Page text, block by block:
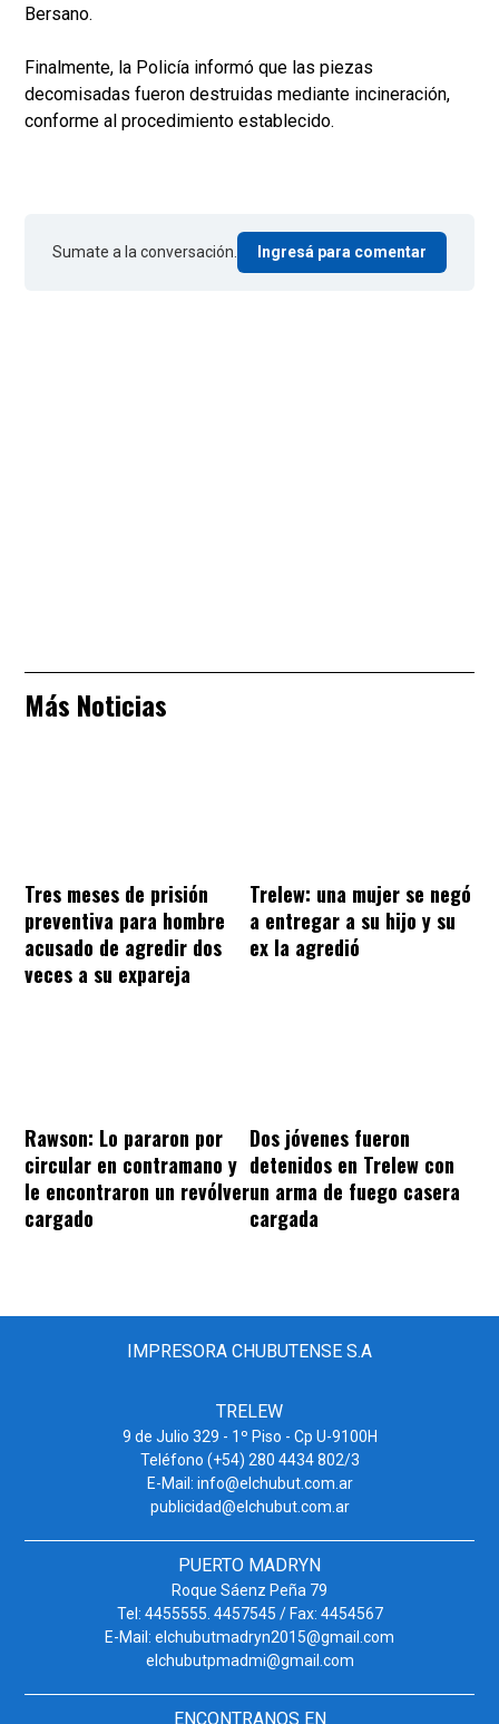
Bersano.
Finalmente, la Policía informó que las piezas
decomisadas fueron destruidas mediante incineración,
conforme al procedimiento establecido.
Sumate a la conversación. Ingresá para comentar
Más Noticias
Tres meses de prisión
preventiva para hombre
acusado de agredir dos
veces a su expareja
Trelew: una mujer se negó
a entregar a su hijo y su
ex la agredió
Rawson: Lo pararon por
circular en contramano y
le encontraron un revólver
cargado
Dos jóvenes fueron
detenidos en Trelew con
un arma de fuego casera
cargada
IMPRESORA CHUBUTENSE S.A
TRELEW
9 de Julio 329 - 1º Piso - Cp U-9100H
Teléfono (+54) 280 4434 802/3
E-Mail: info@elchubut.com.ar
publicidad@elchubut.com.ar
PUERTO MADRYN
Roque Sáenz Peña 79
Tel: 4455555. 4457545 / Fax: 4454567
E-Mail: elchubutmadryn2015@gmail.com
elchubutpmadmi@gmail.com
ENCONTRANOS EN